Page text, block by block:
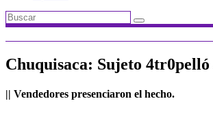
Chuquisaca: Sujeto
|| Vendedores presenciaron el hecho.